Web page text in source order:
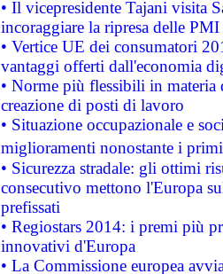
• Il vicepresidente Tajani visita
incoraggiare la ripresa delle
• Vertice UE dei consumatori
vantaggi offerti dall'economia
• Norme più flessibili in materia
creazione di posti di lavoro
• Situazione occupazionale e
miglioramenti nonostante i
• Sicurezza stradale: gli ottimi
consecutivo mettono l'Europa
prefissati
• Regiostars 2014: i premi più
innovativi d'Europa
• La Commissione europea